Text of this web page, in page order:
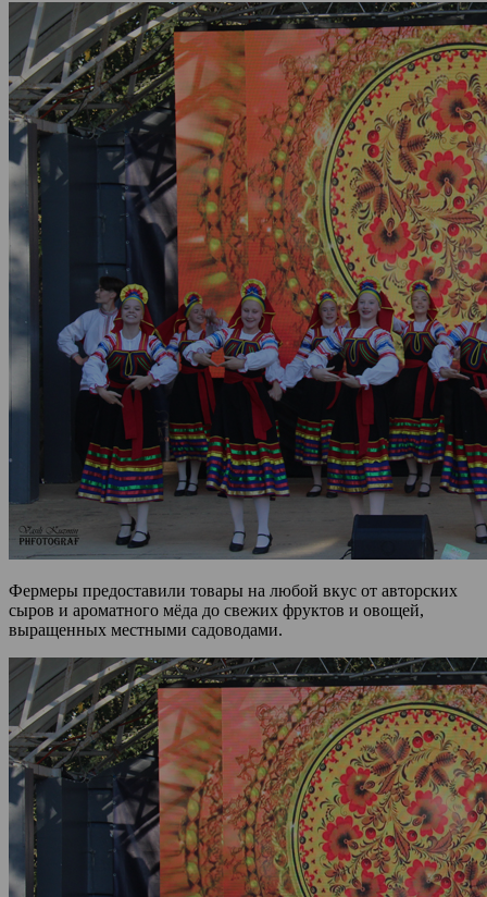
Фермеры предоставили товары на любой вкус от авторских
сыров и ароматного мёда до свежих фруктов и овощей,
выращенных местными садоводами.